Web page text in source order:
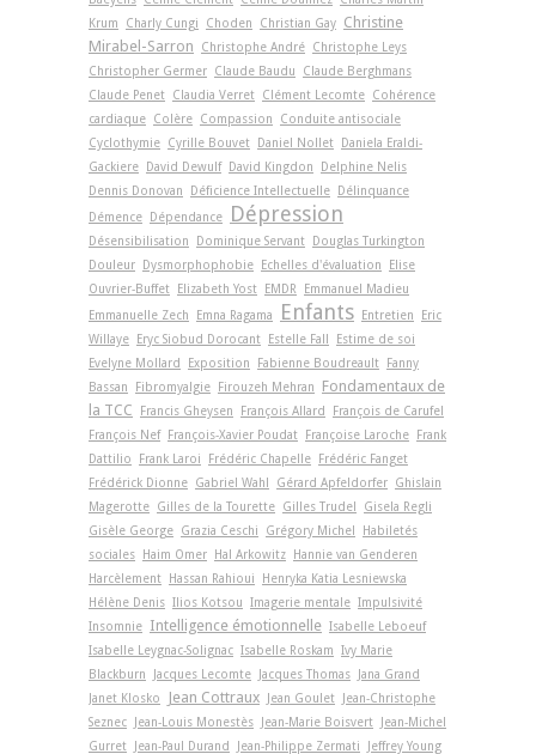
Krum
Charly Cungi Choden Christian Gay Christine
Mirabel-Sarron
Christophe André Christophe Leys
Christopher Germer Claude Baudu
Claude Berghmans
Claude Penet Claudia Verret Clément Lecomte Cohérence
cardiaque Colère Compassion
Conduite antisociale
Cyclothymie Cyrille Bouvet Daniel Nollet Daniela Eraldi-
Gackiere David Dewulf David Kingdon
Delphine Nelis
Dennis Donovan
Déficience Intellectuelle Délinquance
Démence Dépendance Dépression
Désensibilisation Dominique Servant Douglas Turkington
Douleur Dysmorphophobie Echelles d'évaluation
Elise
Ouvrier-Buffet Elizabeth Yost EMDR
Emmanuel Madieu
Emmanuelle Zech
Emna Ragama Enfants Entretien
Eric
Willaye Eryc Siobud Dorocant Estelle Fall
Estime de soi
Evelyne Mollard
Exposition Fabienne Boudreault Fanny
Bassan
Fibromyalgie Firouzeh Mehran
Fondamentaux de
la TCC
Francis Gheysen François Allard
François de Carufel
François Nef François-Xavier Poudat Françoise Laroche Frank
Dattilio
Frank Laroi Frédéric Chapelle Frédéric Fanget
Frédérick Dionne Gabriel Wahl Gérard Apfeldorfer Ghislain
Magerotte Gilles de la Tourette Gilles Trudel
Gisela Regli
Gisèle George Grazia Ceschi Grégory Michel
Habiletés
sociales Haim Omer Hal Arkowitz Hannie van Genderen
Harcèlement Hassan Rahioui
Henryka Katia Lesniewska
Hélène Denis Ilios Kotsou Imagerie mentale Impulsivité
Insomnie Intelligence émotionnelle Isabelle Leboeuf
Isabelle Leygnac-Solignac Isabelle Roskam Ivy Marie
Blackburn
Jacques Lecomte Jacques Thomas Jana Grand
Janet Klosko
Jean Cottraux Jean Goulet Jean-Christophe
Seznec Jean-Louis Monestès Jean-Marie Boisvert Jean-Michel
Gurret Jean-Paul Durand Jean-Philippe Zermati
Jeffrey Young